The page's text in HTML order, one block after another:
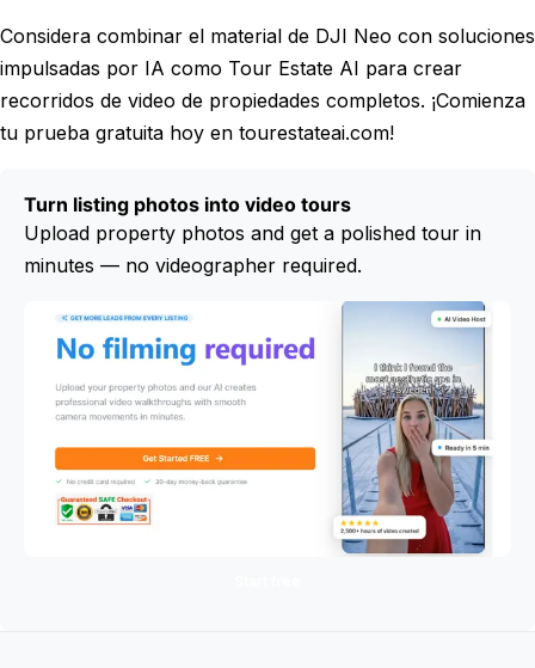
Considera combinar el material de DJI Neo con soluciones
impulsadas por IA como Tour Estate AI para crear
recorridos de video de propiedades completos. ¡Comienza
tu prueba gratuita hoy en tourestateai.com!
Turn listing photos into video tours
Upload property photos and get a polished tour in
minutes — no videographer required.